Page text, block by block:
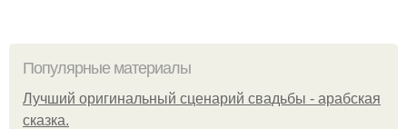
Популярные материалы
Лучший оригинальный сценарий свадьбы - арабская
сказка.